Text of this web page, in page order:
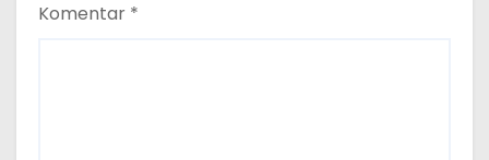
Komentar *